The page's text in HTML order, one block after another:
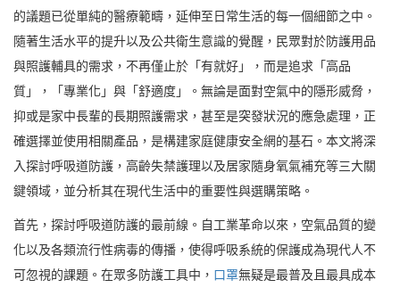
的議題已從單純的醫療範疇，延伸至日常生活的每一個細節之中。
隨著生活水平的提升以及公共衛生意識的覺醒，民眾對於防護用品
與照護輔具的需求，不再僅止於「有就好」，而是追求「高品
質」，「專業化」與「舒適度」。無論是面對空氣中的隱形威脅，
抑或是家中長輩的長期照護需求，甚至是突發狀況的應急處理，正
確選擇並使用相關產品，是構建家庭健康安全網的基石。本文將深
入探討呼吸道防護，高齡失禁護理以及居家隨身氧氣補充等三大關
鍵領域，並分析其在現代生活中的重要性與選購策略。
首先，探討呼吸道防護的最前線。自工業革命以來，空氣品質的變
化以及各類流行性病毒的傳播，使得呼吸系統的保護成為現代人不
可忽視的課題。在眾多防護工具中， 口罩無疑是最普及且最具成本